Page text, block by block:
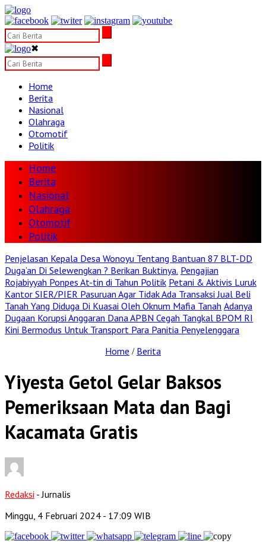
✖
Home
Berita
Nasional
Olahraga
Otomotif
Politik
Home
Berita
Nasional
Olahraga
Otomotif
Politik
Penjelasan Kepala Desa Wonoyu Tentang Bantuan 87 BLT-DD
Duga’an Di Selewengkan ? Berikan Buktinya. Pengajian
Rojabiyyah Ponpes At-tin di Tahun Politik Petani & Aktivis Luruk
Kantor SIER/PIER Pasuruan Agar Tidak Ada Transaksi Jual Beli
Tanah Yang Diduga Di Kuasai Oleh Oknum Mafia Tanah Adanya
Dugaan Korupsi Anggaran Dana APBN Cegah Tangkal BPOM RI
Kini Bermodus Untuk Transport Para Panitia Penyelenggara
Home / Berita
Yiyesta Getol Gelar Baksos
Pemeriksaan Mata dan Bagi
Kacamata Gratis
Redaksi - Jurnalis
Minggu, 4 Februari 2024 - 17:09 WIB